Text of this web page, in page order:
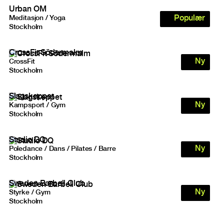
Populær
Urban OM
Meditasjon / Yoga
Stockholm
Ny
CrossFit Södermalm
CrossFit
Stockholm
Ny
Slagskeppet
Kampsport / Gym
Stockholm
Ny
Studio DQ
Poledance / Dans / Pilates / Barre
Stockholm
Ny
Sweden Barbell Club
Styrke / Gym
Stockholm